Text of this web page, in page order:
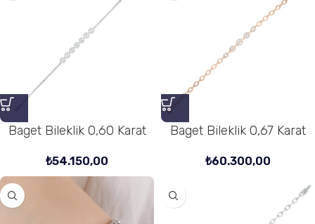
Baget Bileklik 0,60 Karat
₺54.150,00
Baget Bileklik 0,67 Karat
₺60.300,00